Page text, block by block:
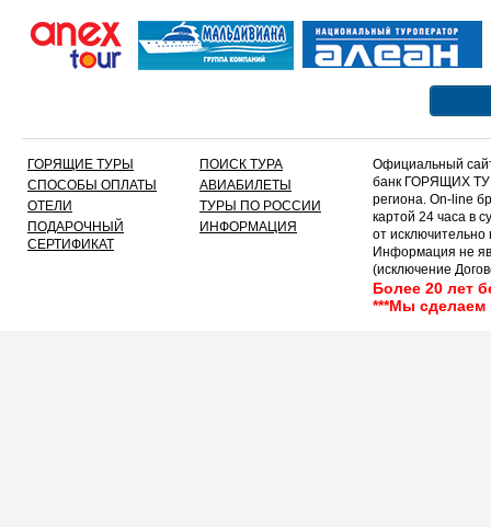
ГОРЯЩИЕ ТУРЫ
ПОИСК ТУРА
СПОСОБЫ ОПЛАТЫ
АВИАБИЛЕТЫ
ОТЕЛИ
ТУРЫ ПО РОССИИ
ПОДАРОЧНЫЙ
СЕРТИФИКАТ
ИНФОРМАЦИЯ
Официальный
банк ГОРЯЩИХ
региона. On-line
картой 24 часа в
от
Информация не
(исключение
Более 20 лет
***Мы